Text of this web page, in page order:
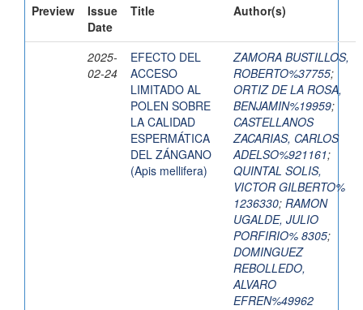
Preview
Issue
Date
Title Author(s)
2025-
02-24
EFECTO DEL
ACCESO
LIMITADO AL
POLEN SOBRE
LA CALIDAD
ESPERMÁTICA
DEL ZÁNGANO
(Apis mellifera)
ZAMORA BUSTILLOS,
ROBERTO%37755;
ORTIZ DE LA ROSA,
BENJAMIN%19959;
CASTELLANOS
ZACARIAS, CARLOS
ADELSO%921161;
QUINTAL SOLIS,
VICTOR GILBERTO%
1236330; RAMON
UGALDE, JULIO
PORFIRIO% 8305;
DOMINGUEZ
REBOLLEDO,
ALVARO
EFREN%49962